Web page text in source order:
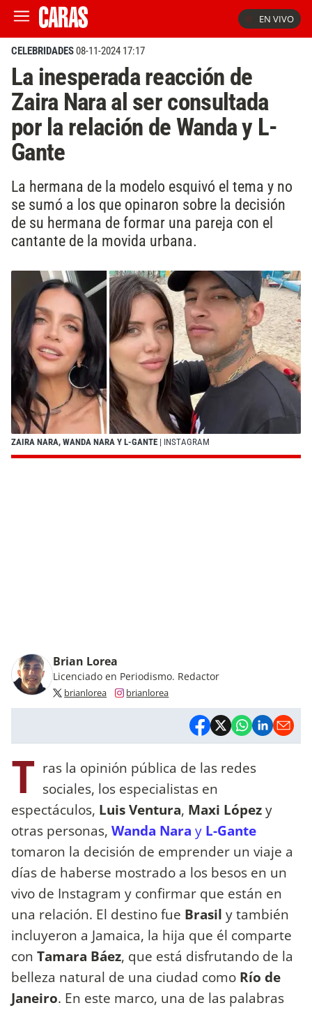
EN VIVO
CELEBRIDADES08-11-2024 17:17
La inesperada reacción de
Zaira Nara al ser consultada
por la relación de Wanda y L-
Gante
La hermana de la modelo esquivó el tema y no
se sumó a los que opinaron sobre la decisión
de su hermana de formar una pareja con el
cantante de la movida urbana.
ZAIRA NARA, WANDA NARA Y L-GANTE | INSTAGRAM
Brian Lorea
Licenciado en Periodismo. Redactor
brianlorea brianlorea
T ras la opinión pública de las redes
sociales, los especialistas en
espectáculos, Luis Ventura, Maxi Lópezy
otras personas, Wanda Nara y L-Gante
tomaron la decisión de emprender un viaje a
días de haberse mostrado a los besos en un
vivo de Instagram y confirmar que están en
una relación. El destino fue Brasil y también
incluyeron a Jamaica, la hija que él comparte
con Tamara Báez, que está disfrutando de la
belleza natural de una ciudad como Río de
Janeiro. En este marco, una de las palabras